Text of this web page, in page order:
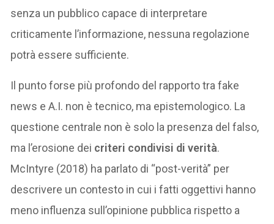
senza un pubblico capace di interpretare
criticamente l’informazione, nessuna regolazione
potrà essere sufficiente.
Il punto forse più profondo del rapporto tra fake
news e A.I. non è tecnico, ma epistemologico. La
questione centrale non è solo la presenza del falso,
ma l’erosione dei criteri condivisi di verità.
McIntyre (2018) ha parlato di “post-verità” per
descrivere un contesto in cui i fatti oggettivi hanno
meno influenza sull’opinione pubblica rispetto a